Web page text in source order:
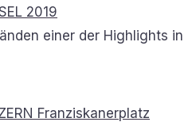
2019
einer der Highlights in
Franziskanerplatz